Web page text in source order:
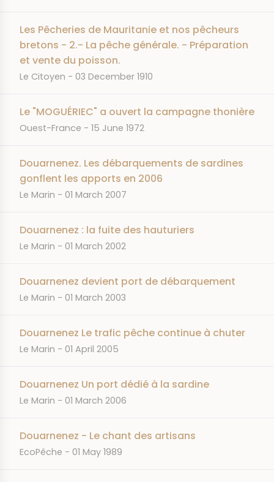
Les Pêcheries de Mauritanie et nos pêcheurs
bretons - 2.- La pêche générale. - Préparation
et vente du poisson.
JOURNAL
Le Citoyen DATE
03 December 1910
Le "MOGUÉRIEC" a ouvert la campagne thonière
JOURNAL
Ouest-France DATE
15 June 1972
Douarnenez. Les débarquements de sardines
gonflent les apports en 2006
JOURNAL
Le Marin DATE
01 March 2007
Douarnenez : la fuite des hauturiers
JOURNAL
Le Marin DATE
01 March 2002
Douarnenez devient port de débarquement
JOURNAL
Le Marin DATE
01 March 2003
Douarnenez Le trafic pêche continue à chuter
JOURNAL
Le Marin DATE
01 April 2005
Douarnenez Un port dédié à la sardine
JOURNAL
Le Marin DATE
01 March 2006
Douarnenez - Le chant des artisans
JOURNAL
EcoPêche DATE
01 May 1989